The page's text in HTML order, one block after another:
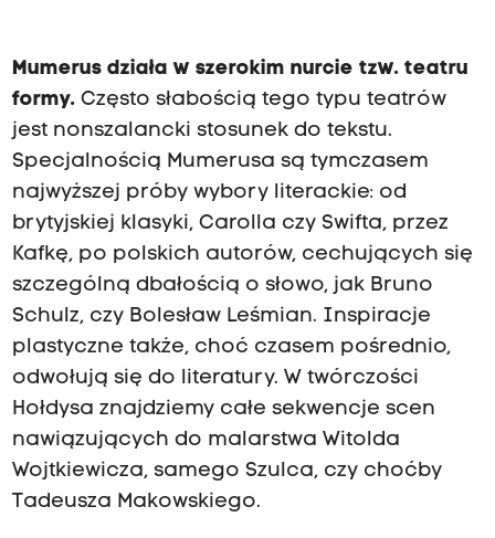
Mumerus działa w szerokim nurcie tzw. teatru
formy. Często słabością tego typu teatrów
jest nonszalancki stosunek do tekstu.
Specjalnością Mumerusa są tymczasem
najwyższej próby wybory literackie: od
brytyjskiej klasyki, Carolla czy Swifta, przez
Kafkę, po polskich autorów, cechujących się
szczególną dbałością o słowo, jak Bruno
Schulz, czy Bolesław Leśmian. Inspiracje
plastyczne także, choć czasem pośrednio,
odwołują się do literatury. W twórczości
Hołdysa znajdziemy całe sekwencje scen
nawiązujących do malarstwa Witolda
Wojtkiewicza, samego Szulca, czy choćby
Tadeusza Makowskiego.